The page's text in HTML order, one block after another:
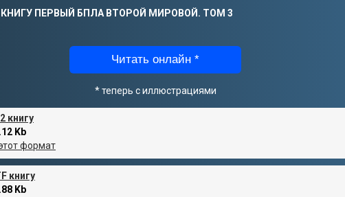
ПЕРВЫЙ БПЛА ВТОРОЙ МИРОВОЙ. ТОМ 3
Читать онлайн *
* теперь с иллюстрациями
книгу
Kb
формат
книгу
Kb